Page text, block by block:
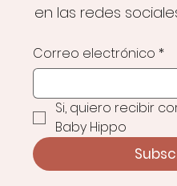
en las redes
Correo electrónico *
Si, quiero recibir
Baby Hippo